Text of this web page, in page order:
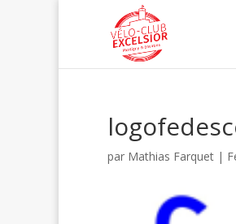
par Mathias Farquet |